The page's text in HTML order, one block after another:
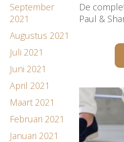
September
2021
Augustus 2021
Juli 2021
Juni 2021
April 2021
Maart 2021
Februari 2021
Januari 2021
De
Paul &